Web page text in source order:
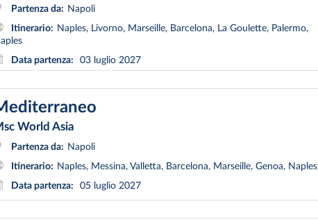
Partenza da: Napoli
Itinerario: Naples, Livorno, Marseille, Barcelona, La Goulette, Palermo,
Data partenza:
03 luglio 2027
World Asia
Partenza da: Napoli
Itinerario: Naples, Messina, Valletta, Barcelona, Marseille, Genoa, Naples
Data partenza:
05 luglio 2027